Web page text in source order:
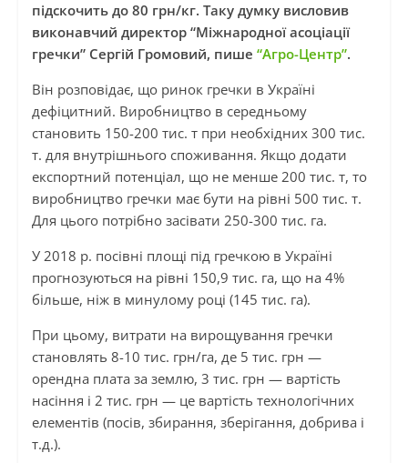
підскочить до 80 грн/кг. Таку думку висловив
виконавчий директор “Міжнародної асоціації
гречки” Сергій Громовий, пише “Агро-Центр”.
Він розповідає, що ринок гречки в Україні
дефіцитний. Виробництво в середньому
становить 150-200 тис. т при необхідних 300 тис.
т. для внутрішнього споживання. Якщо додати
експортний потенціал, що не менше 200 тис. т, то
виробництво гречки має бути на рівні 500 тис. т.
Для цього потрібно засівати 250-300 тис. га.
У 2018 р. посівні площі під гречкою в Україні
прогнозуються на рівні 150,9 тис. га, що на 4%
більше, ніж в минулому році (145 тис. га).
При цьому, витрати на вирощування гречки
становлять 8-10 тис. грн/га, де 5 тис. грн —
орендна плата за землю, 3 тис. грн — вартість
насіння і 2 тис. грн — це вартість технологічних
елементів (посів, збирання, зберігання, добрива і
т.д.).